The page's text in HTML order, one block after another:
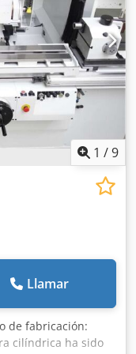
Schaudt/Tschudin/Ta
Dwedpfxeraibvs
1 /9
Llamar
de fabricación:
cilíndrica ha sido